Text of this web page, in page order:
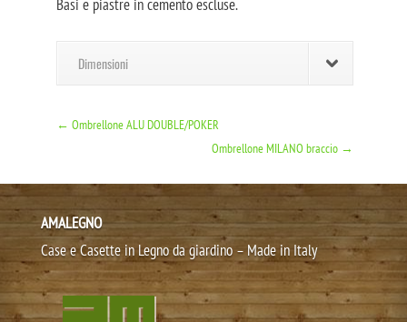
Basi e piastre in cemento escluse.
Dimensioni
←Ombrellone ALU DOUBLE/POKER
Ombrellone MILANO braccio →
AMALEGNO
Case e Casette in Legno da giardino – Made in Italy